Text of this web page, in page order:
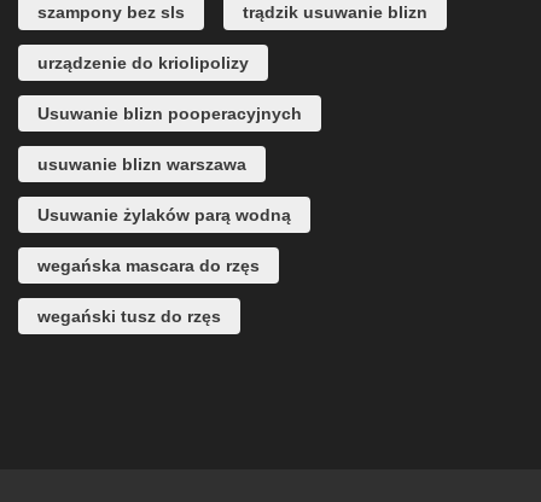
szampony bez sls trądzik usuwanie blizn
urządzenie do kriolipolizy
Usuwanie blizn pooperacyjnych
usuwanie blizn warszawa
Usuwanie żylaków parą wodną
wegańska mascara do rzęs
wegański tusz do rzęs